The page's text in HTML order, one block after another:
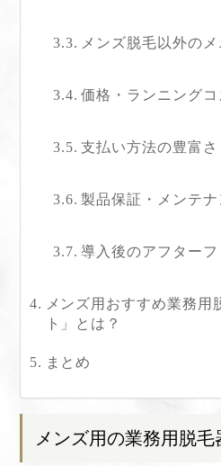
メンズ脱毛以外のメ
価格・ランニングコ
支払い方法の豊富さ
製品保証・メンテナ
導入後のアフターフ
メンズ用おすすめ業務用
ト」とは？
まとめ
メンズ用の業務用脱毛